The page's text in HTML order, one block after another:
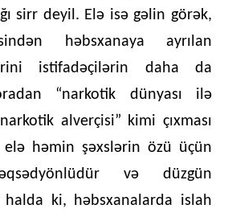
sirr deyil. Elə isə gəlin görək,
həbsxanaya ayrılan
istifadəçilərin daha da
“narkotik dünyası ilə
alverçisi” kimi çıxması
həmin şəxslərin özü üçün
və düzgün
halda ki, həbsxanalarda islah